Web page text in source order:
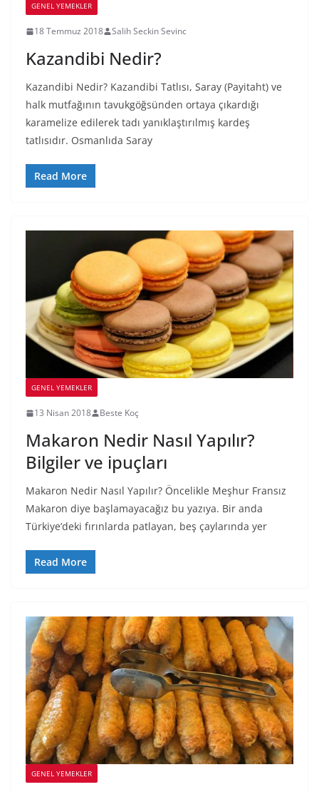
GENEL YEMEKLER
18 Temmuz 2018 Salih Seckin Sevinc
Kazandibi Nedir?
Kazandibi Nedir? Kazandibi Tatlısı, Saray (Payitaht) ve
halk mutfağının tavukgöğsünden ortaya çıkardığı
karamelize edilerek tadı yanıklaştırılmış kardeş
tatlısıdır. Osmanlıda Saray
Read More
GENEL YEMEKLER
13 Nisan 2018 Beste Koç
Makaron Nedir Nasıl Yapılır?
Bilgiler ve ipuçları
Makaron Nedir Nasıl Yapılır? Öncelikle Meşhur Fransız
Makaron diye başlamayacağız bu yazıya. Bir anda
Türkiye’deki fırınlarda patlayan, beş çaylarında yer
Read More
GENEL YEMEKLER